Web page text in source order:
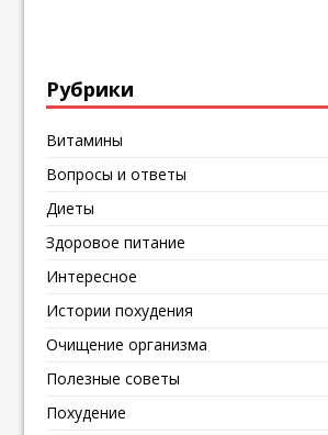
Рубрики
Витамины
Вопросы и ответы
Диеты
Здоровое питание
Интересное
Истории похудения
Очищение организма
Полезные советы
Похудение